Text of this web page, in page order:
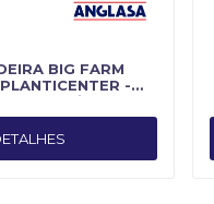
BIG FARM
-
Planti Center